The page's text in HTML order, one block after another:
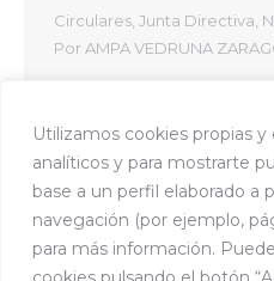
Utilizamos cookies propias
analíticos y para mostrarte
base a un perfil elaborado a
navegación (por ejemplo,
para más información.
Circulares Junta Directiva
Por AMPA VEDRUNA
Asambleas Generales
del AMPA Vedruna el
2024 . Os podeis
Dream-Theme — truly